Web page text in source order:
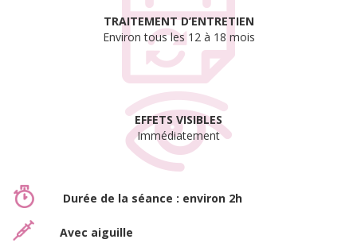
TRAITEMENT D’ENTRETIEN
Environ tous les 12 à 18 mois
EFFETS VISIBLES
Immédiatement
Durée de la séance : environ 2h
Avec aiguille